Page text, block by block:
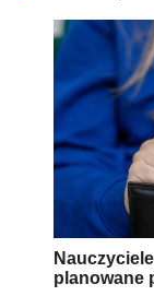
planowane